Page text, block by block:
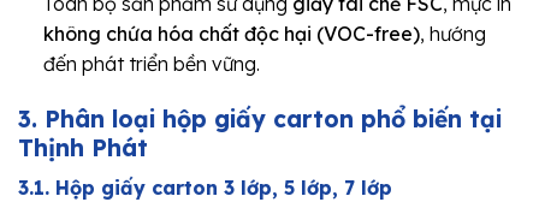
không chứa hóa chất độc hại (VOC-free), hướng
đến phát triển bền vững.
3. Phân loại hộp giấy carton phổ biến tại
Thịnh Phát
3.1. Hộp giấy carton 3 lớp, 5 lớp, 7 lớp